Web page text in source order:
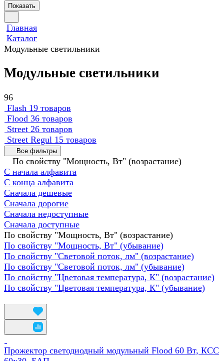
Показать
Главная
Каталог
Модульные светильники
Модульные светильники
96
Flash 19 товаров
Flood 36 товаров
Street 26 товаров
Street Regul 15 товаров
Все фильтры
По свойству "Мощность, Вт" (возрастание)
С начала алфавита
С конца алфавита
Сначала дешевые
Сначала дорогие
Сначала недоступные
Сначала доступные
По свойству "Мощность, Вт" (возрастание)
По свойству "Мощность, Вт" (убывание)
По свойству "Световой поток, лм" (возрастание)
По свойству "Световой поток, лм" (убывание)
По свойству "Цветовая температура, К" (возрастание)
По свойству "Цветовая температура, К" (убывание)
Прожектор светодиодный модульный Flood 60 Вт, КСС